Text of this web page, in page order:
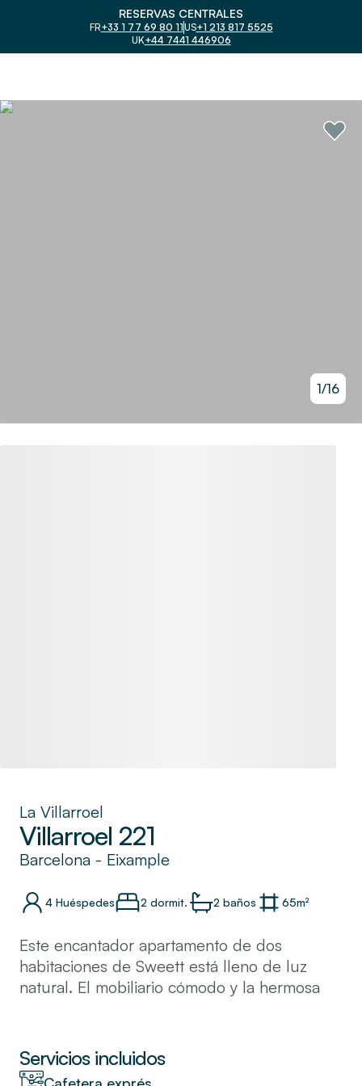
RESERVAS CENTRALES
FR+33 1 77 69 80 11US+1 213 817 5525
UK+44 7441 446906
1/16
La Villarroel
Villarroel 221
Barcelona - Eixample
4 Huéspedes 2 dormit. 2 baños 65m²
Este encantador apartamento de dos
habitaciones de Sweett está lleno de luz
natural. El mobiliario cómodo y la hermosa
Le encantará preparar una comida española
en su cocina o simplemente probar uno de
Servicios incluidos